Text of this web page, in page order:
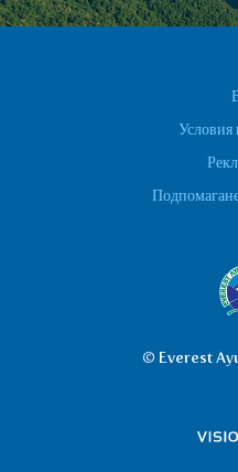
Условия
© Everest